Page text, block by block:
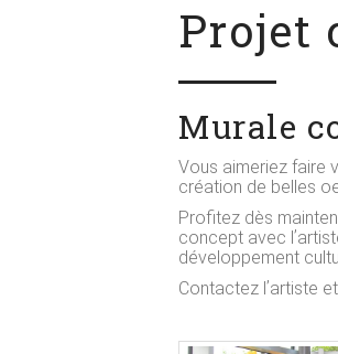
Projet
Murale
Vous aimeriez faire
création de belles
Profitez dès
concept avec
développement
Contactez lʼartiste